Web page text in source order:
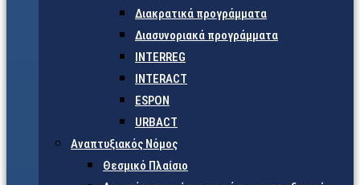
Διακρατικά προγράμματα
Διασυνοριακά προγράμματα
INTERREG
INTERACT
ESPON
URBACT
Αναπτυξιακός Νόμος
Θεσμικό Πλαίσιο